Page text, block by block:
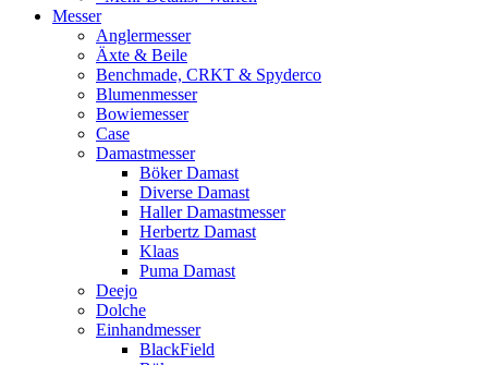
Messer
Anglermesser
Äxte & Beile
Benchmade, CRKT & Spyderco
Blumenmesser
Bowiemesser
Case
Damastmesser
Böker Damast
Diverse Damast
Haller Damastmesser
Herbertz Damast
Klaas
Puma Damast
Deejo
Dolche
Einhandmesser
BlackField